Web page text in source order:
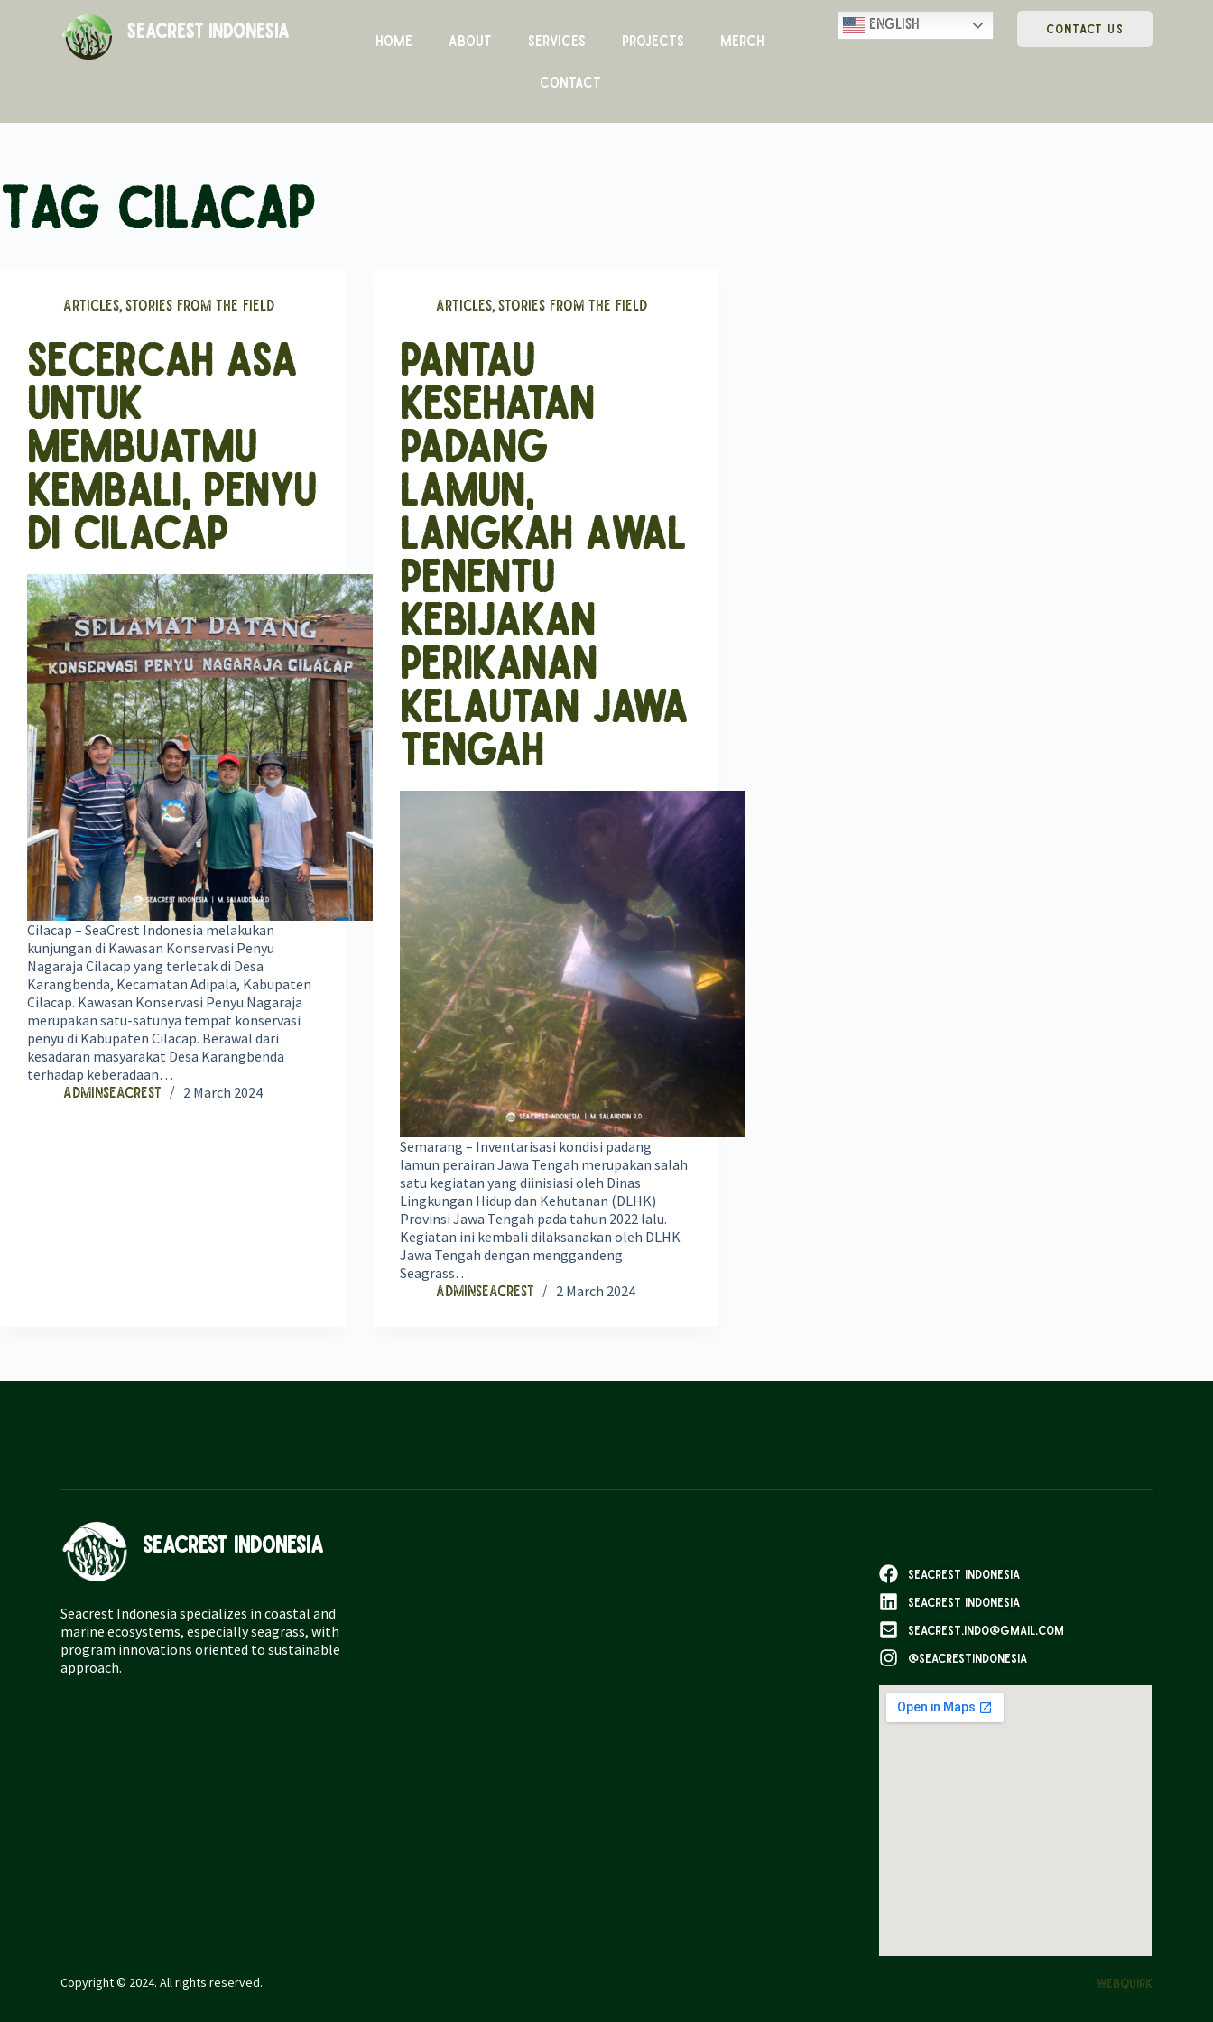
SEACREST INDONESIA
Home About Services Projects Merch
Contact
English CONTACT US
Tag Cilacap
Articles, Stories From The Field
Secercah Asa
Untuk
Membuatmu
Kembali, Penyu
di Cilacap
Cilacap – SeaCrest Indonesia melakukan
kunjungan di Kawasan Konservasi Penyu
Nagaraja Cilacap yang terletak di Desa
Karangbenda, Kecamatan Adipala, Kabupaten
Cilacap. Kawasan Konservasi Penyu Nagaraja
merupakan satu-satunya tempat konservasi
penyu di Kabupaten Cilacap. Berawal dari
kesadaran masyarakat Desa Karangbenda
terhadap keberadaan…
adminseacrest 2 March 2024
Articles,Stories From The Field
Pantau
Kesehatan
Padang
Lamun,
Langkah Awal
Penentu
Kebijakan
Perikanan
Kelautan Jawa
Tengah
Semarang – Inventarisasi kondisi padang
lamun perairan Jawa Tengah merupakan salah
satu kegiatan yang diinisiasi oleh Dinas
Lingkungan Hidup dan Kehutanan (DLHK)
Provinsi Jawa Tengah pada tahun 2022 lalu.
Kegiatan ini kembali dilaksanakan oleh DLHK
Jawa Tengah dengan menggandeng
Seagrass…
adminseacrest 2 March 2024
Seacrest Indonesia
Seacrest Indonesiaspecializes in coastal and
marineecosystems,especially seagrass, with
program innovations oriented tosustainable
approach.
Seacrest Indonesia
Seacrest Indonesia
seacrest.indo@gmail.com
@seacrestindonesia
Copyright © 2024. All rights reserved. Webquirk